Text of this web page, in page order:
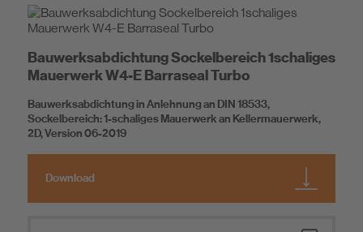
Bauwerksabdichtung Sockelbereich 1schaliges
Mauerwerk W4-E Barraseal Turbo
Bauwerksabdichtung in Anlehnung an DIN 18533,
Sockelbereich: 1-schaliges Mauerwerk an Kellermauerwerk,
2D, Version 06-2019
Download